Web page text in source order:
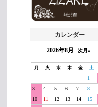
カレンダー
2026年8月 次月»
月 火 水 木 金 土
1
3
4 5 6 7 8
10
11 12 13 14 15